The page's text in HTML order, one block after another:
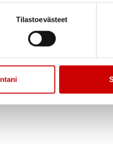
Tilastoevästeet